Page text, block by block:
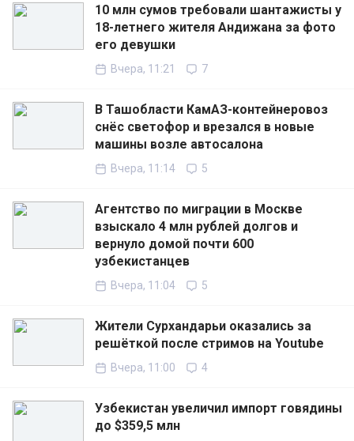
10 млн сумов требовали шантажисты у
18-летнего жителя Андижана за фото
его девушки
Вчера, 11:21 7
В Ташобласти КамАЗ-контейнеровоз
снёс светофор и врезался в новые
машины возле автосалона
Вчера, 11:14 5
Агентство по миграции в Москве
взыскало 4 млн рублей долгов и
вернуло домой почти 600
узбекистанцев
Вчера, 11:04 5
Жители Сурхандарьи оказались за
решёткой после стримов на Youtube
Вчера, 11:00 4
Узбекистан увеличил импорт говядины
до $359,5 млн